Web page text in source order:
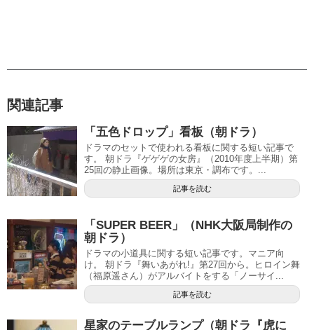
関連記事
「五色ドロップ」看板（朝ドラ）
ドラマのセットで使われる看板に関する短い記事で
す。 朝ドラ『ゲゲゲの女房』（2010年度上半期）第
25回の静止画像。場所は東京・調布です。...
記事を読む
「SUPER BEER」（NHK大阪局制作の
朝ドラ）
ドラマの小道具に関する短い記事です。マニア向
け。 朝ドラ『舞いあがれ!』第27回から。ヒロイン舞
（福原遥さん）がアルバイトをする「ノーサイ...
記事を読む
星家のテーブルランプ（朝ドラ『虎に